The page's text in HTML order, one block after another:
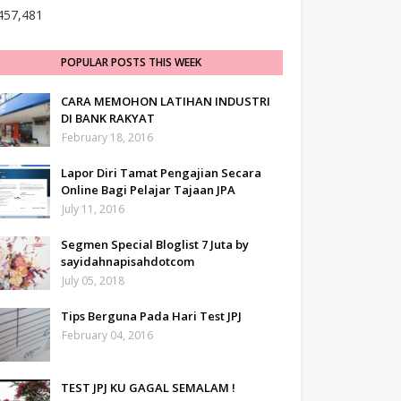
POPULAR POSTS THIS WEEK
CARA MEMOHON LATIHAN INDUSTRI
DI BANK RAKYAT
February 18, 2016
Lapor Diri Tamat Pengajian Secara
Online Bagi Pelajar Tajaan JPA
July 11, 2016
Segmen Special Bloglist 7 Juta by
sayidahnapisahdotcom
July 05, 2018
Tips Berguna Pada Hari Test JPJ
February 04, 2016
TEST JPJ KU GAGAL SEMALAM !